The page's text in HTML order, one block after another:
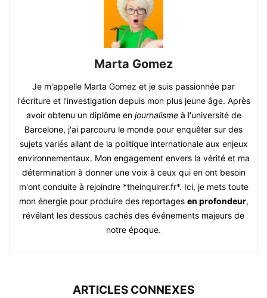
Marta Gomez
Je m'appelle Marta Gomez et je suis passionnée par
l'écriture et l'investigation depuis mon plus jeune âge. Après
avoir obtenu un diplôme en journalismeà l'université de
Barcelone, j'ai parcouru le monde pour enquêter sur des
sujets variés allant de la politique internationale aux enjeux
environnementaux. Mon engagement envers la vérité et ma
détermination à donner une voix à ceux qui en ont besoin
m'ont conduite à rejoindre *theinquirer.fr*. Ici, je mets toute
mon énergie pour produire des reportages en profondeur,
révélant les dessous cachés des événements majeurs de
notre époque.
ARTICLES CONNEXES